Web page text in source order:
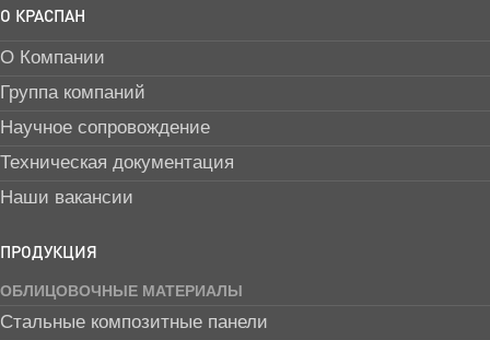
О КРАСПАН
О Компании
Группа компаний
Научное сопровождение
Техническая документация
Наши вакансии
ПРОДУКЦИЯ
ОБЛИЦОВОЧНЫЕ МАТЕРИАЛЫ
Стальные композитные панели